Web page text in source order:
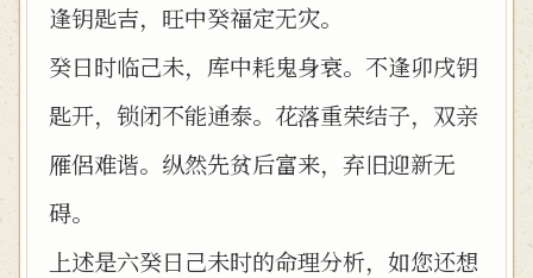
逢钥匙吉，旺中癸福定无灾。
癸日时临己未，库中耗鬼身衰。不逢卯戌钥
匙开，锁闭不能通泰。花落重荣结子，双亲
雁侶难谐。纵然先贫后富来，弃旧迎新无
碍。
上述是六癸日己未时的命理分析，如您还想